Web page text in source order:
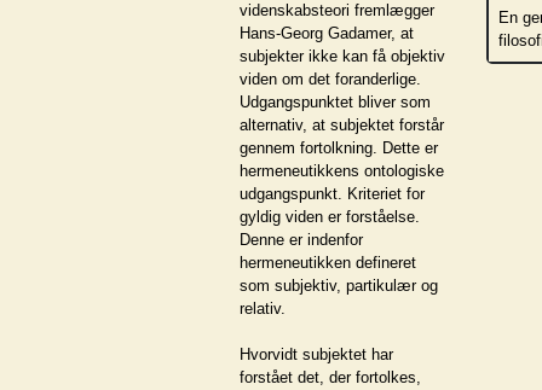
videnskabsteori fremlægger
Hans-Georg Gadamer, at
subjekter ikke kan få objektiv
viden om det foranderlige.
Udgangspunktet bliver som
alternativ, at subjektet forstår
gennem fortolkning. Dette er
hermeneutikkens ontologiske
udgangspunkt. Kriteriet for
gyldig viden er forståelse.
Denne er indenfor
hermeneutikken defineret
som subjektiv, partikulær og
relativ.
Hvorvidt subjektet har
forstået det, der fortolkes,
En